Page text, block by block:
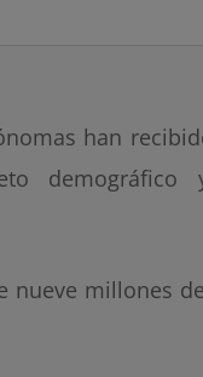
han
demográfico
nueve millones